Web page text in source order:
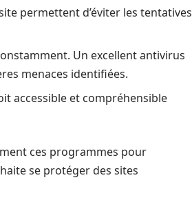
permettent d’éviter les tentatives
Un excellent antivirus
menaces identifiées.
accessible et compréhensible
ces programmes pour
se protéger des sites